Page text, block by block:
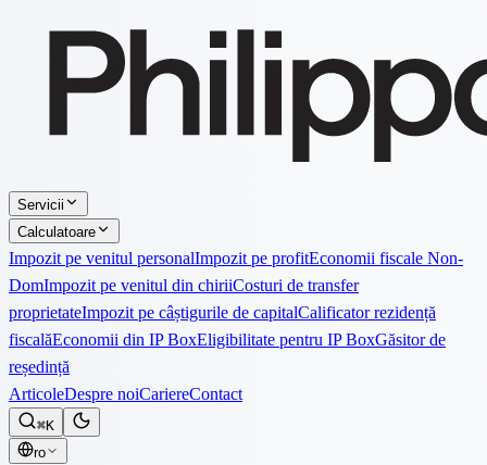
Servicii
Calculatoare
Impozit pe venitul personalImpozit pe profitEconomii fiscale Non-
DomImpozit pe venitul din chiriiCosturi de transfer
proprietateImpozit pe câștigurile de capitalCalificator rezidență
fiscalăEconomii din IP BoxEligibilitate pentru IP BoxGăsitor de
reședință
ArticoleDespre noiCariereContact
⌘K
ro